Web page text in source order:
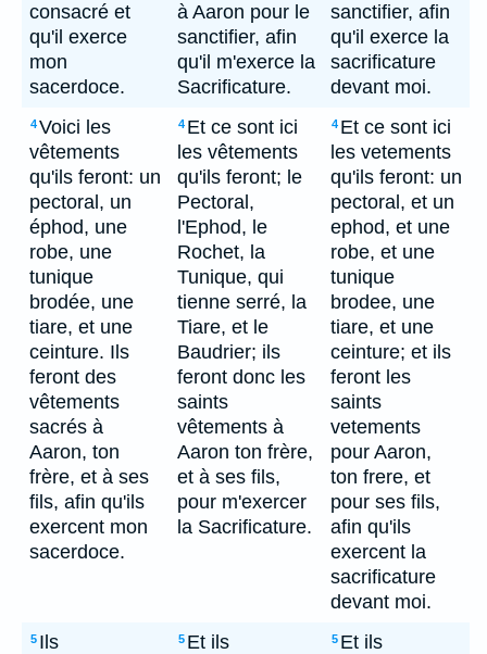
consacré et
qu'il exerce
mon
sacerdoce.
à Aaron pour le
sanctifier, afin
qu'il m'exerce la
Sacrificature.
sanctifier, afin
qu'il exerce la
sacrificature
devant moi.
4Voici les
vêtements
qu'ils feront: un
pectoral, un
éphod, une
robe, une
tunique
brodée, une
tiare, et une
ceinture. Ils
feront des
vêtements
sacrés à
Aaron, ton
frère, et à ses
fils, afin qu'ils
exercent mon
sacerdoce.
4 Et ce sont ici
les vêtements
qu'ils feront; le
Pectoral,
l'Ephod, le
Rochet, la
Tunique, qui
tienne serré, la
Tiare, et le
Baudrier; ils
feront donc les
saints
vêtements à
Aaron ton frère,
et à ses fils,
pour m'exercer
la Sacrificature.
4 Et ce sont ici
les vetements
qu'ils feront: un
pectoral, et un
ephod, et une
robe, et une
tunique
brodee, une
tiare, et une
ceinture; et ils
feront les
saints
vetements
pour Aaron,
ton frere, et
pour ses fils,
afin qu'ils
exercent la
sacrificature
devant moi.
5 Ils
5 Et ils
5 Et ils